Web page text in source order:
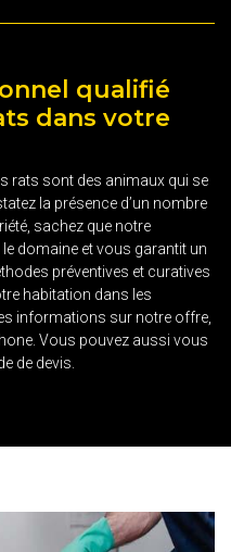
qualifié
dans votre
rats sont des animaux qui se
la présence d’un nombre
sachez que notre
domaine et vous garantit un
préventives et curatives
habitation dans les
informations sur notre offre,
Vous pouvez aussi vous
de devis.